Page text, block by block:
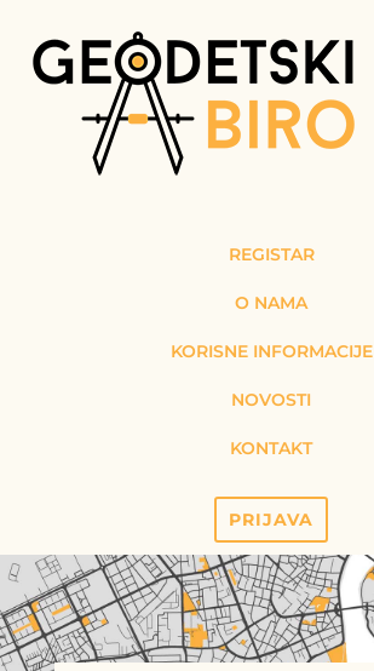
REGISTAR
O NAMA
KORISNE INFORMACIJE
NOVOSTI
KONTAKT
PRIJAVA